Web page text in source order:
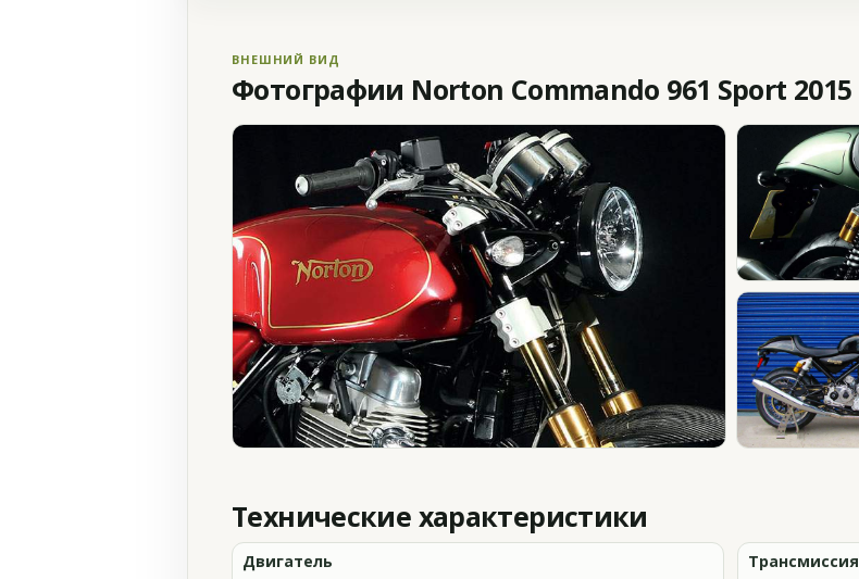
ВНЕШНИЙ ВИД
Фотографии Norton Commando 961 Sport 2015
Технические характеристики
Двигатель
Трансмиссия